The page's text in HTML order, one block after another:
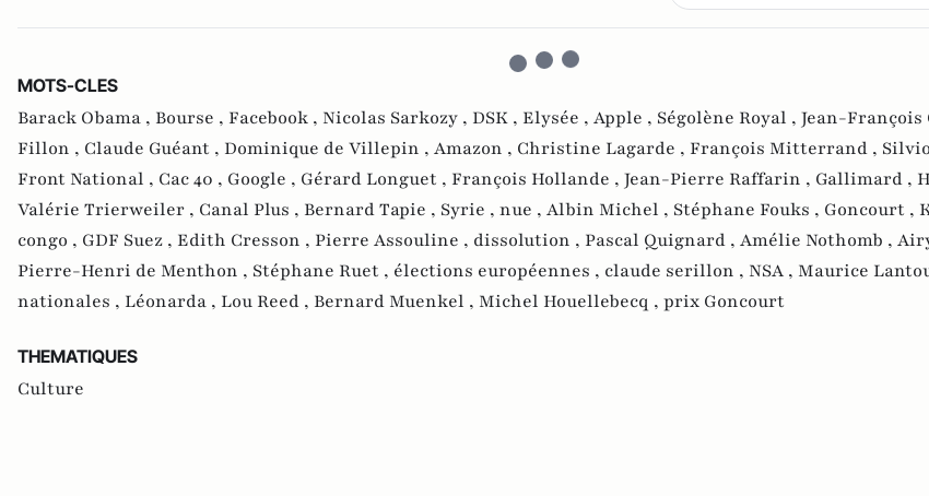
MOTS-CLES
Barack Obama , Bourse , Facebook , Nicolas Sarkozy , DSK , Elysée , Apple , Ségolène Royal , Jean-François
Fillon , Claude Guéant , Dominique de Villepin , Amazon , Christine Lagarde , François Mitterrand ,
Front National , Cac 40 , Google , Gérard Longuet , François Hollande , Jean-Pierre Raffarin , Gallimard ,
Valérie Trierweiler , Canal Plus , Bernard Tapie , Syrie , nue , Albin Michel , Stéphane Fouks , Goncourt ,
congo , GDF Suez , Edith Cresson , Pierre Assouline , dissolution , Pascal Quignard , Amélie Nothomb ,
Pierre-Henri de Menthon , Stéphane Ruet , élections européennes , claude serillon , NSA , Maurice
nationales , Léonarda , Lou Reed , Bernard Muenkel , Michel Houellebecq , prix Goncourt
THEMATIQUES
Culture